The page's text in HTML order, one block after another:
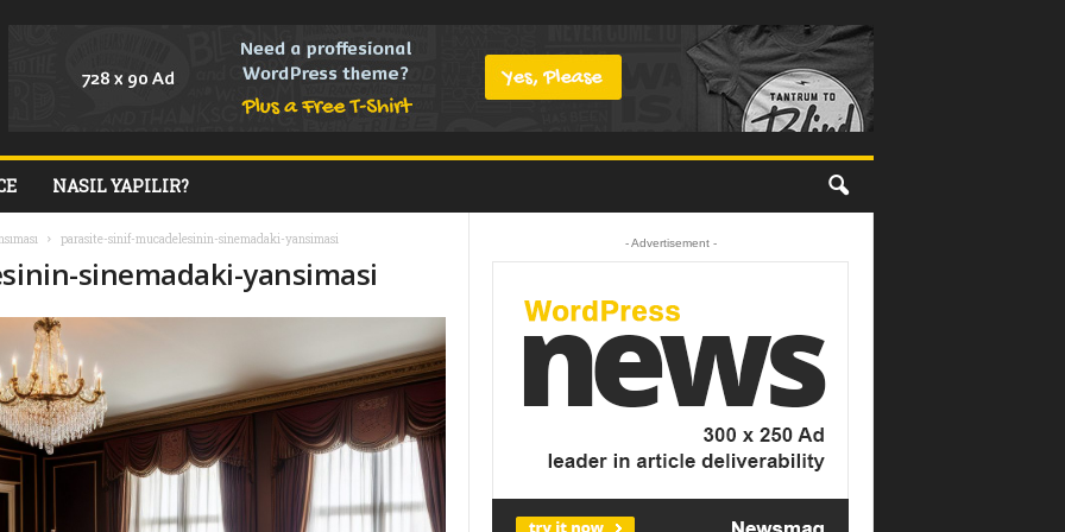
NASIL YAPILIR?
parasite-sinif-mucadelesinin-sinemadaki-yansimasi
sinemadaki-yansimasi
- Advertisement -